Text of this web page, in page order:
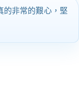
的非常的艱心，堅